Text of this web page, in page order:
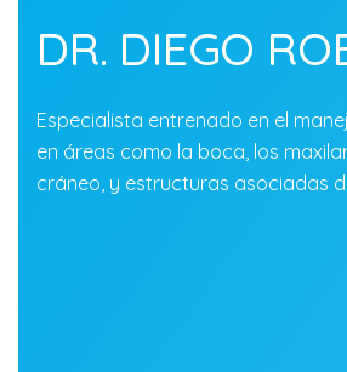
DR. DIEGO
Especialista entrenado en el
en áreas como la boca, los
cráneo, y estructuras asociadas